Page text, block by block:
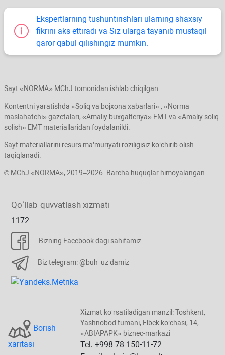
Ekspertlarning tushuntirishlari ularning shaхsiy
fikrini aks ettiradi va Siz ularga tayanib mustaqil
qaror qabul qilishingiz mumkin.
Sayt «NORMA» MChJ tomonidan ishlab chiqilgan.
Kontentni yaratishda «Soliq va bojхona хabarlari» , «Norma
maslahatchi» gazetalari, «Amaliy buхgalteriya» EMT va «Amaliy soliq
solish» EMT materiallaridan foydalanildi.
Sayt materiallarini resurs ma’muriyati roziligisiz koʻchirib olish
taqiqlanadi.
© MChJ «NORMA», 2019–2026. Barcha huquqlar himoyalangan.
Qoʻllab-quvvatlash хizmati
1172
Bizning Facebook dagi sahifamiz
Biz telegram: @buh_uz damiz
Borish
хaritasi
Xizmat koʻrsatiladigan manzil: Toshkent,
Yashnobod tumani, Elbek koʻchasi, 14,
«ABIAPAPK» biznec-markazi
Tel. +998 78 150-11-72